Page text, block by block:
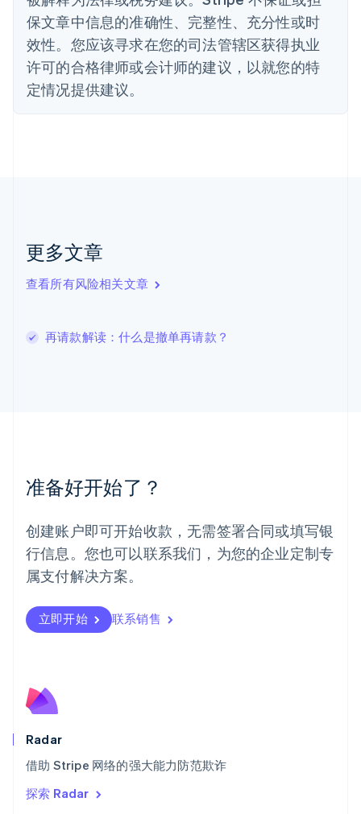
保文章中信息的准确性、完整性、充分性或时
效性。您应该寻求在您的司法管辖区获得执业
许可的合格律师或会计师的建议，以就您的特
定情况提供建议。
更多文章
查看所有风险相关文章
再请款解读：什么是撤单再请款？
准备好开始了？
创建账户即可开始收款，无需签署合同或填写银
行信息。您也可以联系我们，为您的企业定制专
属支付解决方案。
立即开始 联系销售
Radar
借助 Stripe 网络的强大能力防范欺诈
探索 Radar
芬兰
EnglishSvenska
荷兰
NederlandsEnglish
加拿大
EnglishFrançais
DeutschEnglish
FrançaisDeutschEnglish
马尔他
English
葡萄牙
日本
日本語 English
瑞典
SvenskaEnglish
Deutsch FrançaisItaliano English
塞浦路斯
斯洛文尼亚
English
ไทย
希腊
English
西班牙